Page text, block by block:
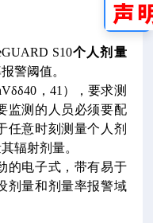
S10个人剂量
警阈值。
，41），要求测
监测的人员必须要配
任意时刻测量个人剂
辐射剂量。
的电子式，带有易于
剂量和剂量率报警域